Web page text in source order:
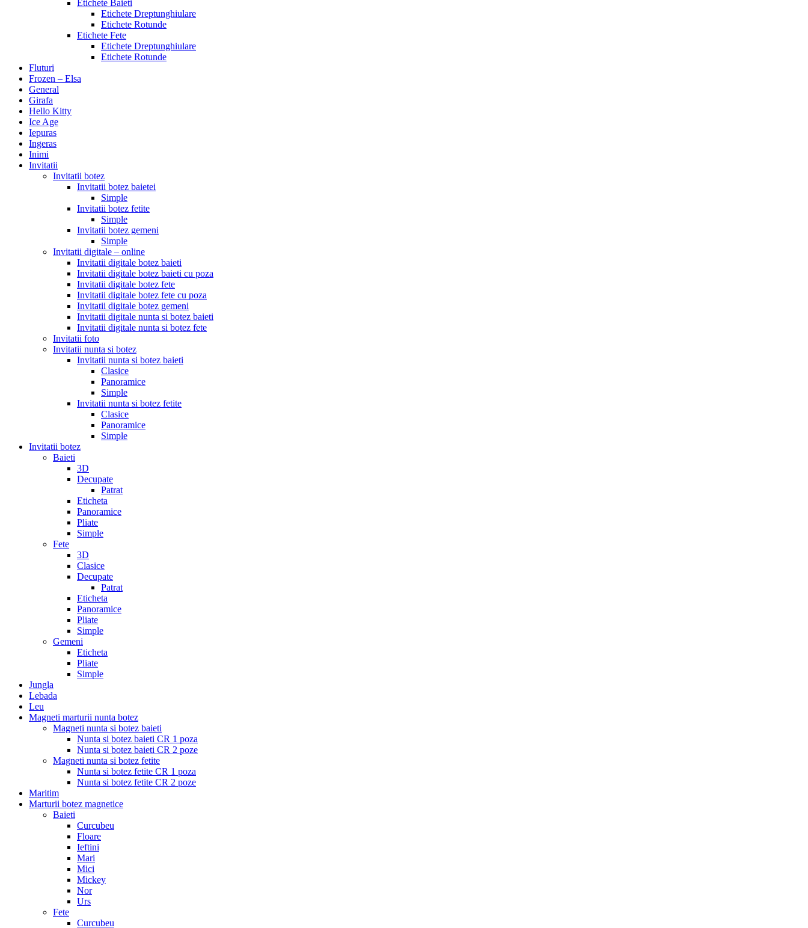
Etichete Baieti
Etichete Dreptunghiulare
Etichete Rotunde
Etichete Fete
Etichete Dreptunghiulare
Etichete Rotunde
Fluturi
Frozen – Elsa
General
Girafa
Hello Kitty
Ice Age
Iepuras
Ingeras
Inimi
Invitatii
Invitatii botez
Invitatii botez baietei
Simple
Invitatii botez fetite
Simple
Invitatii botez gemeni
Simple
Invitatii digitale – online
Invitatii digitale botez baieti
Invitatii digitale botez baieti cu poza
Invitatii digitale botez fete
Invitatii digitale botez fete cu poza
Invitatii digitale botez gemeni
Invitatii digitale nunta si botez baieti
Invitatii digitale nunta si botez fete
Invitatii foto
Invitatii nunta si botez
Invitatii nunta si botez baieti
Clasice
Panoramice
Simple
Invitatii nunta si botez fetite
Clasice
Panoramice
Simple
Invitatii botez
Baieti
3D
Decupate
Patrat
Eticheta
Panoramice
Pliate
Simple
Fete
3D
Clasice
Decupate
Patrat
Eticheta
Panoramice
Pliate
Simple
Gemeni
Eticheta
Pliate
Simple
Jungla
Lebada
Leu
Magneti marturii nunta botez
Magneti nunta si botez baieti
Nunta si botez baieti CR 1 poza
Nunta si botez baieti CR 2 poze
Magneti nunta si botez fetite
Nunta si botez fetite CR 1 poza
Nunta si botez fetite CR 2 poze
Maritim
Marturii botez magnetice
Baieti
Curcubeu
Floare
Ieftini
Mari
Mici
Mickey
Nor
Urs
Fete
Curcubeu